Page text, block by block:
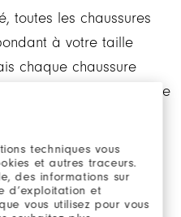
techniques vous
et autres traceurs.
des informations sur
d’exploitation et
vous utilisez pour vous
toutes les chaussures
à votre taille
chaque chaussure
Les caractéristiques de
partie par les formes
du design de la
chaussure de style
au niveau des orteils)
vous apporter une